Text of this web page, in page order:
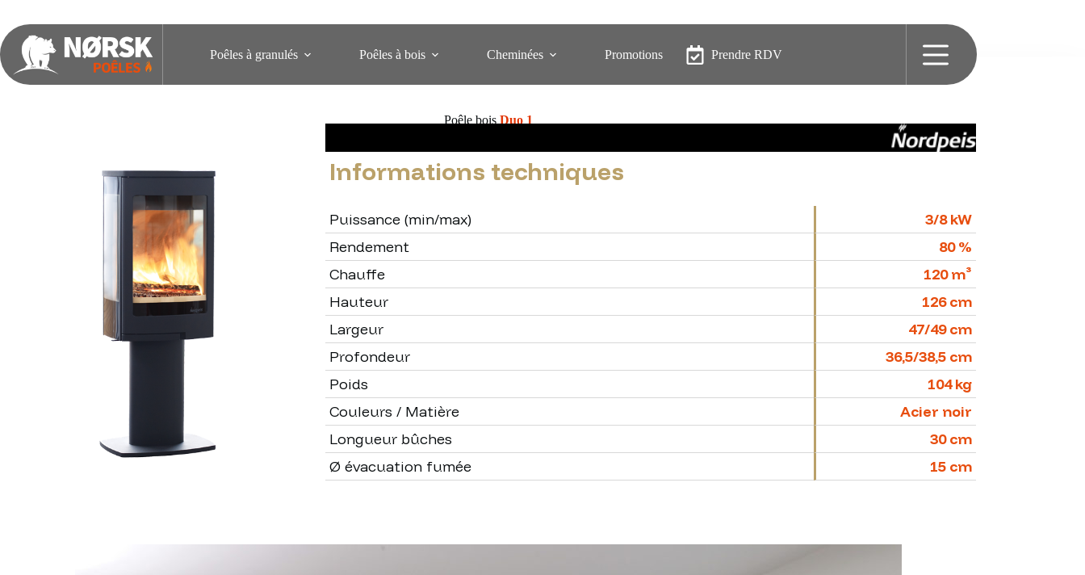
Poêles à granulés Poêles à bois Cheminées Promotions Prendre RDV
Poêle bois Duo 1
Informations techniques
Puissance (min/max)
3/8 kW
Rendement
80 %
Chauffe
120 m³
Hauteur
126 cm
Largeur
47/49 cm
Profondeur
36,5/38,5 cm
Poids
104 kg
Couleurs / Matière
Acier noir
Longueur bûches
30 cm
Ø évacuation fumée
15 cm